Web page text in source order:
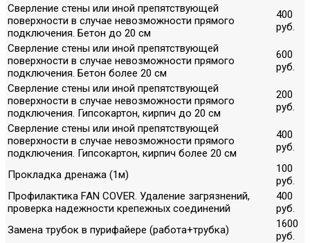
Сверление стены или иной препятствующей
поверхности в случае невозможности прямого
подключения. Бетон до 20 см
400
руб.
Сверление стены или иной препятствующей
поверхности в случае невозможности прямого
подключения. Бетон более 20 см
600
руб.
Сверление стены или иной препятствующей
поверхности в случае невозможности прямого
подключения. Гипсокартон, кирпич до 20 см
200
руб.
Сверление стены или иной препятствующей
поверхности в случае невозможности прямого
подключения. Гипсокартон, кирпич более 20 см
400
руб.
Прокладка дренажа (1м)
100
руб.
Профилактика FAN COVER. Удаление загрязнений,
проверка надежности крепежных соединений
400
руб.
Замена трубок в пурифайере (работа+трубка)
1600
руб.